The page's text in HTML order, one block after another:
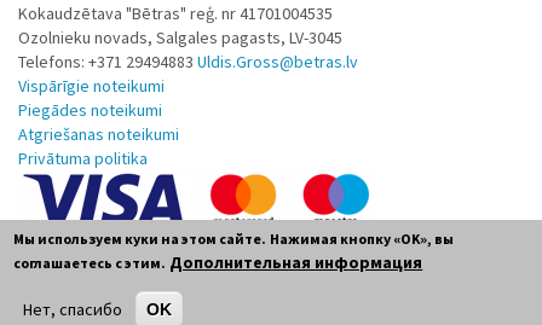
Kokaudzētava "Bētras" reģ. nr 41701004535
Ozolnieku novads, Salgales pagasts, LV-3045
Telefons: +371 29494883 Uldis.Gross@betras.lv
Vispārīgie noteikumi
Piegādes noteikumi
Atgriešanas noteikumi
Privātuma politika
Мы используем куки на этом сайте. Нажимая кнопку «OK», вы
соглашаетесь с этим. Дополнительная информация
Нет, спасибо OK